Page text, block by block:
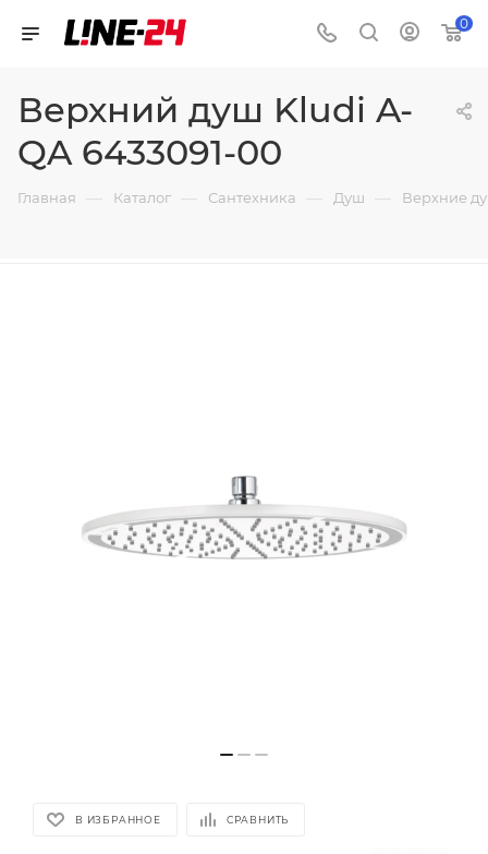
0
Верхний душ Kludi A-
QA 6433091-00
Главная — Каталог — Сантехника — Душ — Верхние
В ИЗБРАННОЕ СРАВНИТЬ